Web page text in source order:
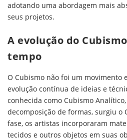
adotando uma abordagem mais
seus projetos.
A evolução do
tempo
O Cubismo não foi um movimento
evolução contínua de ideias e
conhecida como Cubismo
decomposição de formas, surgiu o
fase, os artistas incorporaram
tecidos e outros objetos em suas